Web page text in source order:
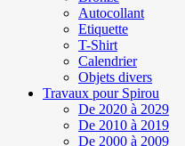
Autocollant
Etiquette
T-Shirt
Calendrier
Objets divers
Travaux pour Spirou
De 2020 à 2029
De 2010 à 2019
De 2000 à 2009